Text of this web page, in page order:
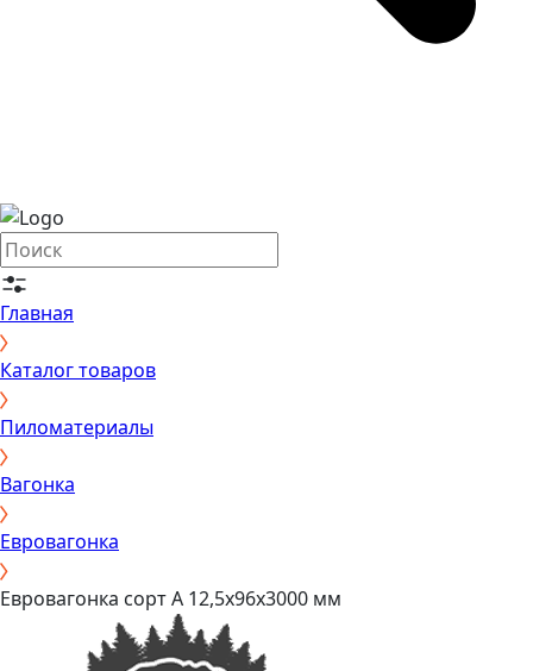
Главная
Каталог товаров
Пиломатериалы
Вагонка
Евровагонка
Евровагонка сорт А 12,5х96х3000 мм